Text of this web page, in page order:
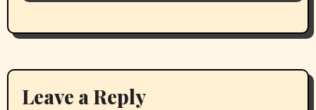
Leave a Reply